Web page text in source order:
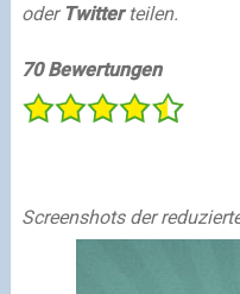
oder Twitterteilen.
70 Bewertungen
Screenshots der